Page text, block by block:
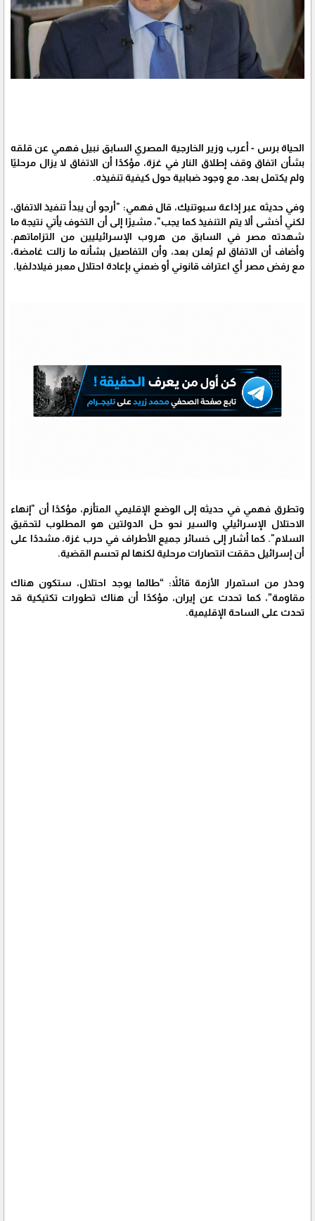
الحياة برس - أعرب وزير الخارجية المصري السابق نبيل فهمي عن قلقه
بشأن اتفاق وقف إطلاق النار في غزة، مؤكدًا أن الاتفاق لا يزال مرحليًا
ولم يكتمل بعد، مع وجود ضبابية حول كيفية تنفيذه.
وفي حديثه عبر إذاعة سبوتنيك، قال فهمي: "أرجو أن يبدأ تنفيذ الاتفاق،
لكني أخشى ألا يتم التنفيذ كما يجب"، مشيرًا إلى أن التخوف يأتي نتيجة ما
شهدته مصر في السابق من هروب الإسرائيليين من التزاماتهم.
وأضاف أن الاتفاق لم يُعلن بعد، وأن التفاصيل بشأنه ما زالت غامضة،
مع رفض مصر أي اعتراف قانوني أو ضمني بإعادة احتلال معبر فيلادلفيا.
وتطرق فهمي في حديثه إلى الوضع الإقليمي المتأزم، مؤكدًا أن "إنهاء
الاحتلال الإسرائيلي والسير نحو حل الدولتين هو المطلوب لتحقيق
السلام". كما أشار إلى خسائر جميع الأطراف في حرب غزة، مشددًا على
أن إسرائيل حققت انتصارات مرحلية لكنها لم تحسم القضية.
وحذر من استمرار الأزمة قائلاً: “طالما يوجد احتلال، ستكون هناك
مقاومة”، كما تحدث عن إيران، مؤكدًا أن هناك تطورات تكتيكية قد
تحدث على الساحة الإقليمية.